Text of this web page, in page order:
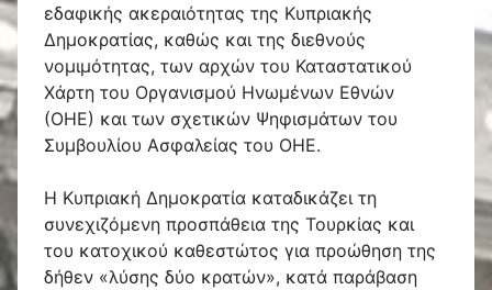
εδαφικής ακεραιότητας της Κυπριακής
Δημοκρατίας, καθώς και της διεθνούς
νομιμότητας, των αρχών του Καταστατικού
Χάρτη του Οργανισμού Ηνωμένων Εθνών
(ΟΗΕ) και των σχετικών Ψηφισμάτων του
Συμβουλίου Ασφαλείας του ΟΗΕ.
Η Κυπριακή Δημοκρατία καταδικάζει τη
συνεχιζόμενη προσπάθεια της Τουρκίας και
του κατοχικού καθεστώτος για προώθηση της
δήθεν «λύσης δύο κρατών», κατά παράβαση